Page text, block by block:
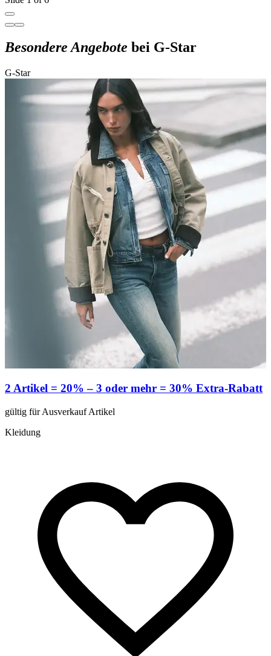
Besondere Angebote bei G-Star
G-Star
2 Artikel = 20% – 3 oder mehr = 30% Extra-Rabatt
gültig für Ausverkauf Artikel
Kleidung